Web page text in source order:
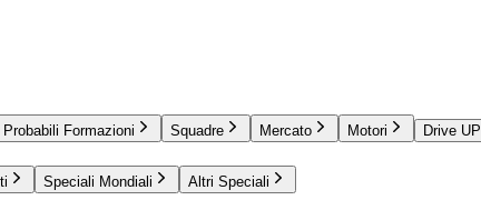
Probabili Formazioni Squadre Mercato Motori Drive UP
Speciali Mondiali Altri Speciali